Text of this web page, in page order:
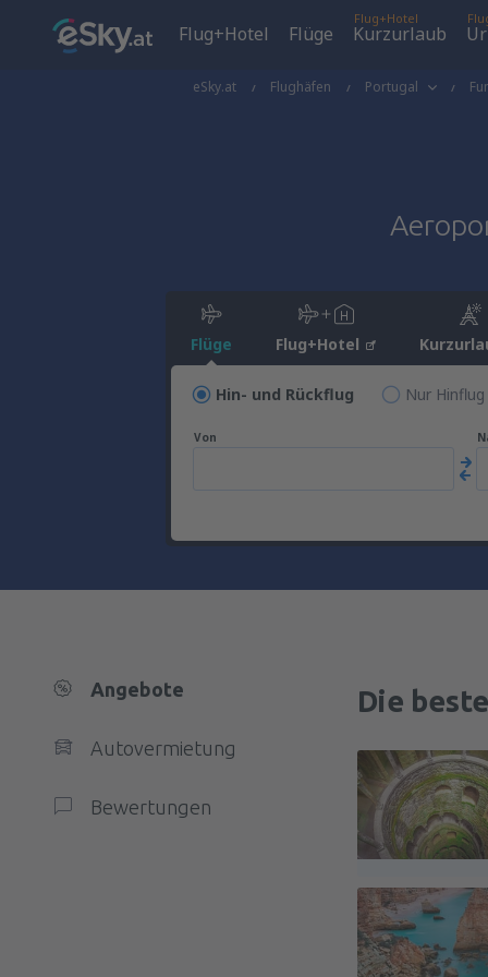
Flug+Hotel Flüge
Flug+Hotel
Kurzurlaub
eSky.at Flughäfen Portugal
Flüge Flug+Hotel
Hin- und Rückflug Nur Hinflug
Von
Angebote
Autovermietung
Bewertungen
Die